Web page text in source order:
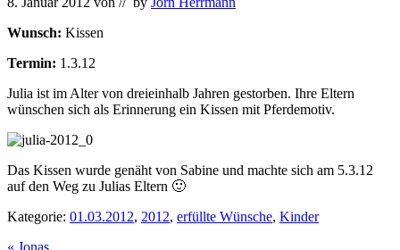
Wunsch: Kissen
Termin: 1.3.12
Julia ist im Alter von dreieinhalb Jahren gestorben. Ihre Eltern
wünschen sich als Erinnerung ein Kissen mit Pferdemotiv.
Das Kissen wurde genäht von Sabine und machte sich am 5.3.12
auf den Weg zu Julias Eltern 🙂
Kategorie: 01.03.2012, 2012, erfüllte Wünsche, Kinder
Vorheriger
« Jonas